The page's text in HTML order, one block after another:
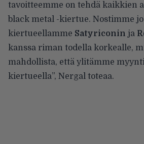
tavoitteemme on tehdä kaikkien
black metal -kiertue. Nostimme
kiertueellamme Satyriconin ja
kanssa riman todella korkealle,
mahdollista, että ylitämme
kiertueella”, Nergal toteaa.